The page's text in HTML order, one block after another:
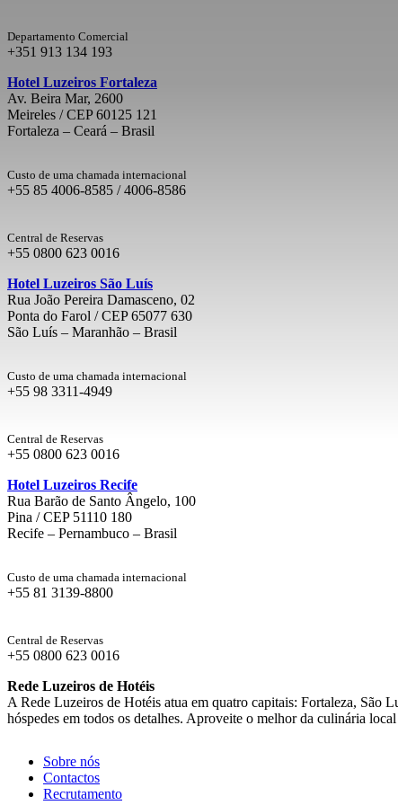
Departamento Comercial
+351 913 134 193
Hotel Luzeiros Fortaleza
Av. Beira Mar, 2600
Meireles / CEP 60125 121
Fortaleza – Ceará – Brasil
Custo de uma chamada internacional
+55 85 4006-8585 / 4006-8586
Central de Reservas
+55 0800 623 0016
Hotel Luzeiros São Luís
Rua João Pereira Damasceno, 02
Ponta do Farol / CEP 65077 630
São Luís – Maranhão – Brasil
Custo de uma chamada internacional
+55 98 3311-4949
Central de Reservas
+55 0800 623 0016
Hotel Luzeiros Recife
Rua Barão de Santo Ângelo, 100
Pina / CEP 51110 180
Recife – Pernambuco – Brasil
Custo de uma chamada internacional
+55 81 3139-8800
Central de Reservas
+55 0800 623 0016
Rede Luzeiros de Hotéis
A Rede Luzeiros de Hotéis atua em quatro capitais: Fortaleza, São
hóspedes em todos os detalhes. Aproveite o melhor da culinária
Sobre nós
Contactos
Recrutamento